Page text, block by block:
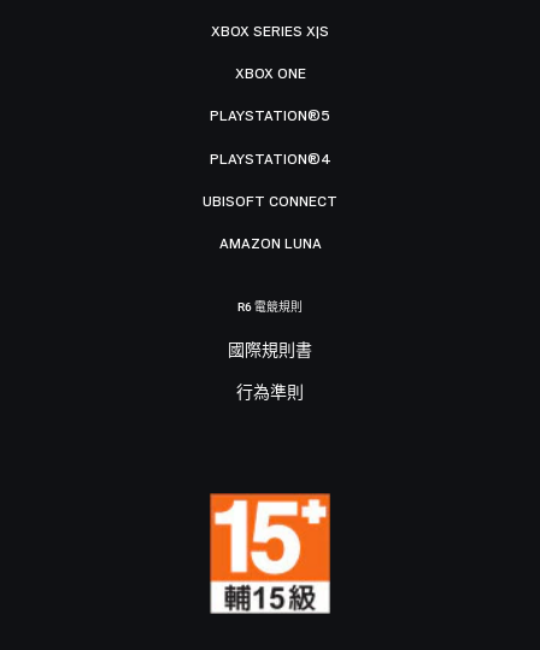
XBOX SERIES X|S
XBOX ONE
PLAYSTATION®5
PLAYSTATION®4
UBISOFT CONNECT
AMAZON LUNA
R6 電競規則
國際規則書
行為準則